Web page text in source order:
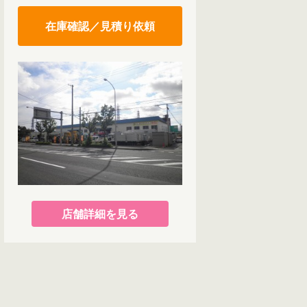
在庫確認／見積り依頼
店舗詳細を見る